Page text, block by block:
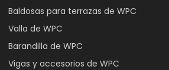
Baldosas para terrazas de WPC
Valla de WPC
Barandilla de WPC
Vigas y accesorios de WPC